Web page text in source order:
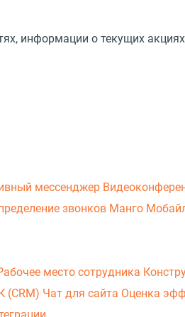
информации о текущих
мессенджер
звонков Манго
место сотрудника
(CRM) Чат для сайта Оценка